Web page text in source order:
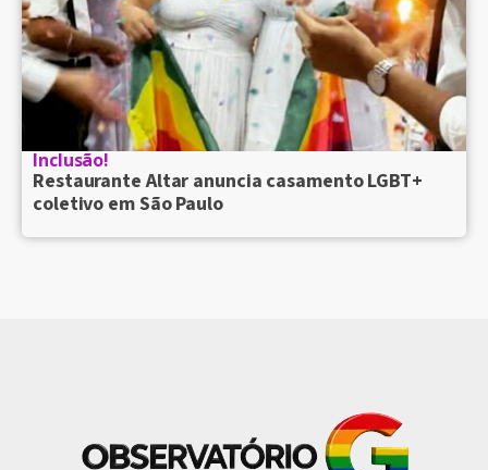
Inclusão!
Restaurante Altar anuncia casamento LGBT+
coletivo em São Paulo